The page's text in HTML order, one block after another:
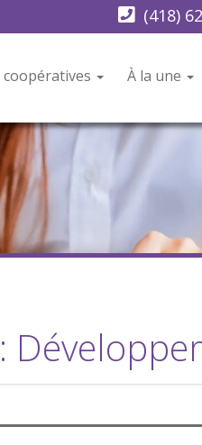
(418)
coopératives À la une